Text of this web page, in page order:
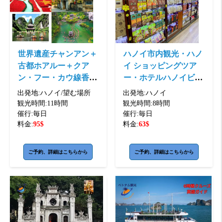
世界遺産チャンアン＋
古都ホアルー＋クア
ン・フー・カウ線香村
観光ツアー洞窟でのボ
ート探検で＜昼 ...
出発地:ハノイ/望む場所
観光時間:11時間
催行:毎日
料金:95$
ご予約、詳細はこちらから
ハノイ市内観光・ハノ
イ ショッピングツア
ー・ホテルハノイビン
コム ...
出発地:ハノイ
観光時間:8時間
催行:毎日
料金:63$
ご予約、詳細はこちらから